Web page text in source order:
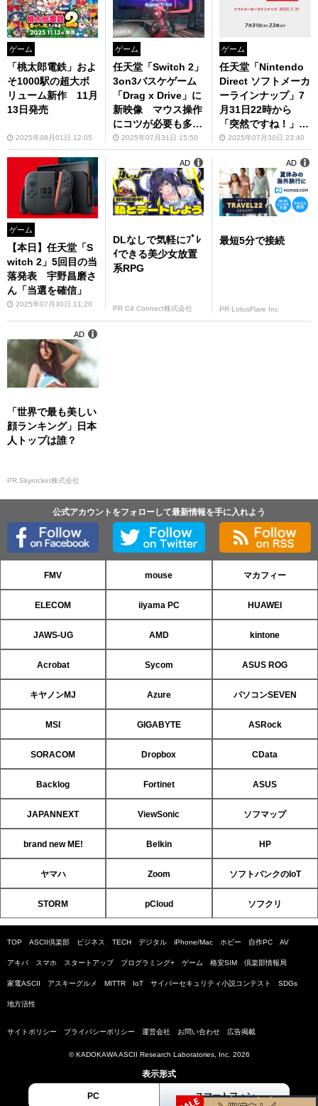
ゲーム
「桃太郎電鉄」およ
そ1000駅の超大ボ
リューム新作 11月
13日発売
2025年08月01日 12:05
ゲーム
任天堂「Switch 2」
3on3バスケゲーム
「Drag x Drive」に
新映像 マウス操作
にコツが必要も多彩
なトリックが楽しめ
そう！ 8月14日発
売
2025年07月31日 15:50
ゲーム
任天堂「Nintendo
Direct ソフトメーカ
ーラインナップ」7
月31日22時から
「突然ですね！」
「ニンダイが楽しみ
で眠れなくなった」
2025年07月30日 23:40
ゲーム
【本日】任天堂「S
witch 2」5回目の当
落発表 宇野昌磨さ
ん「当選を確信」
2025年07月30日 11:20
DLなしで気軽にﾌﾟﾚ
ｲできる美少女放置
系RPG
PR C4 Connect株式会社
AD
最短5分で接続
PR LotusFlare Inc
AD
「世界で最も美しい
顔ランキング」日本
人トップは誰？
PR Skyrocket株式会社
AD
公式アカウントをフォローして最新情報を手に入れよう
FMV mouse マカフィー
ELECOM iiyama PC HUAWEI
JAWS-UG AMD kintone
Acrobat Sycom ASUS ROG
キヤノンMJ Azure パソコンSEVEN
MSI GIGABYTE ASRock
SORACOM Dropbox CData
Backlog Fortinet ASUS
JAPANNEXT ViewSonic ソフマップ
brand new ME! Belkin HP
ヤマハ Zoom ソフトバンクのIoT
STORM pCloud ソフクリ
TOP ASCII倶楽部 ビジネス TECH デジタル iPhone/Mac ホビー 自作PC AV
アキバ スマホ スタートアップ プログラミング+ ゲーム 格安SIM 倶楽部情報局
家電ASCII アスキーグルメ MITTR IoT サイバーセキュリティ小説コンテスト SDGs
地方活性
サイトポリシー プライバシーポリシー 運営会社 お問い合わせ 広告掲載
© KADOKAWA ASCII Research Laboratories, Inc. 2026
表示形式
PC スマートフォン